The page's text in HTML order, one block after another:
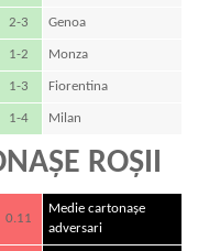
2-3 Genoa
1-2 Monza
1-3 Fiorentina
1-4 Milan
ROȘII
0.11
Medie cartonașe
adversari